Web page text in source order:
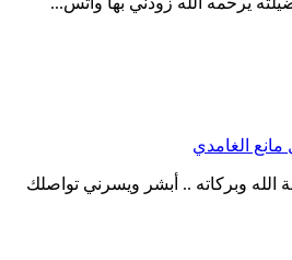
الغامدي
الله وبركاته .. أبشر ويسرني تواصلك